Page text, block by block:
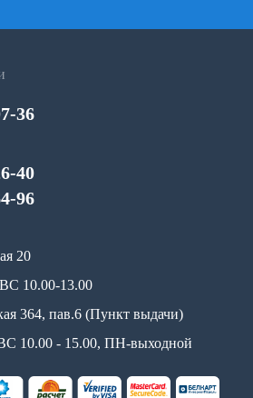
36
40
96
20
10.00-13.00
364, пав.6 (Пункт выдачи)
10.00 - 15.00, ПН-выходной